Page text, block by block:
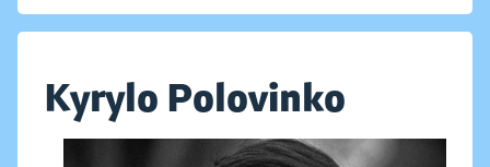
Kyrylo Polovinko